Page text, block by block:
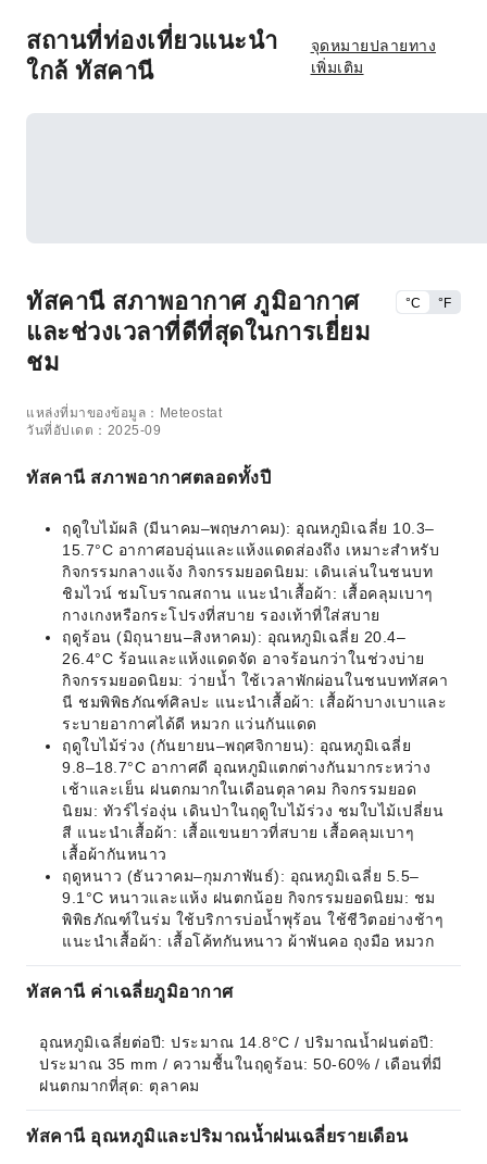
สถานที่ท่องเที่ยวแนะนำ
ใกล้ ทัสคานี
จุดหมายปลายทาง
เพิ่มเติม
ทัสคานี สภาพอากาศ ภูมิอากาศ
และช่วงเวลาที่ดีที่สุดในการเยี่ยม
ชม
°C °F
แหล่งที่มาของข้อมูล：Meteostat
วันที่อัปเดต：2025-09
ทัสคานี สภาพอากาศตลอดทั้งปี
ฤดูใบไม้ผลิ (มีนาคม–พฤษภาคม): อุณหภูมิเฉลี่ย 10.3–
15.7°C อากาศอบอุ่นและแห้งแดดส่องถึง เหมาะสำหรับ
กิจกรรมกลางแจ้ง กิจกรรมยอดนิยม: เดินเล่นในชนบท
ชิมไวน์ ชมโบราณสถาน แนะนำเสื้อผ้า: เสื้อคลุมเบาๆ
กางเกงหรือกระโปรงที่สบาย รองเท้าที่ใส่สบาย
ฤดูร้อน (มิถุนายน–สิงหาคม): อุณหภูมิเฉลี่ย 20.4–
26.4°C ร้อนและแห้งแดดจัด อาจร้อนกว่าในช่วงบ่าย
กิจกรรมยอดนิยม: ว่ายน้ำ ใช้เวลาพักผ่อนในชนบททัสคา
นี ชมพิพิธภัณฑ์ศิลปะ แนะนำเสื้อผ้า: เสื้อผ้าบางเบาและ
ระบายอากาศได้ดี หมวก แว่นกันแดด
ฤดูใบไม้ร่วง (กันยายน–พฤศจิกายน): อุณหภูมิเฉลี่ย
9.8–18.7°C อากาศดี อุณหภูมิแตกต่างกันมากระหว่าง
เช้าและเย็น ฝนตกมากในเดือนตุลาคม กิจกรรมยอด
นิยม: ทัวร์ไร่องุ่น เดินป่าในฤดูใบไม้ร่วง ชมใบไม้เปลี่ยน
สี แนะนำเสื้อผ้า: เสื้อแขนยาวที่สบาย เสื้อคลุมเบาๆ
เสื้อผ้ากันหนาว
ฤดูหนาว (ธันวาคม–กุมภาพันธ์): อุณหภูมิเฉลี่ย 5.5–
9.1°C หนาวและแห้ง ฝนตกน้อย กิจกรรมยอดนิยม: ชม
พิพิธภัณฑ์ในร่ม ใช้บริการบ่อน้ำพุร้อน ใช้ชีวิตอย่างช้าๆ
แนะนำเสื้อผ้า: เสื้อโค้ทกันหนาว ผ้าพันคอ ถุงมือ หมวก
ทัสคานี ค่าเฉลี่ยภูมิอากาศ
อุณหภูมิเฉลี่ยต่อปี: ประมาณ 14.8°C / ปริมาณน้ำฝนต่อปี:
ประมาณ 35 mm / ความชื้นในฤดูร้อน: 50-60% / เดือนที่มี
ฝนตกมากที่สุด: ตุลาคม
ทัสคานี อุณหภูมิและปริมาณน้ำฝนเฉลี่ยรายเดือน